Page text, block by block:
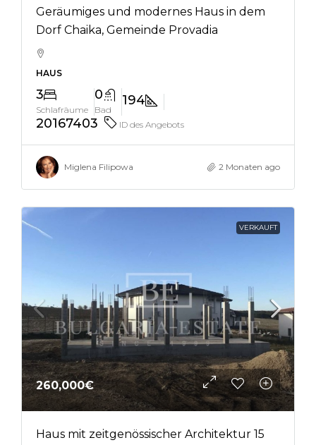
Geräumiges und modernes Haus in dem
Dorf Chaika, Gemeinde Provadia
HAUS
3
Schlafräume
0
Bad
194
20167403
ID des Angebots
Miglena Filipowa 2 Monaten ago
VERKAUFT
260,000€
Haus mit zeitgenössischer Architektur 15